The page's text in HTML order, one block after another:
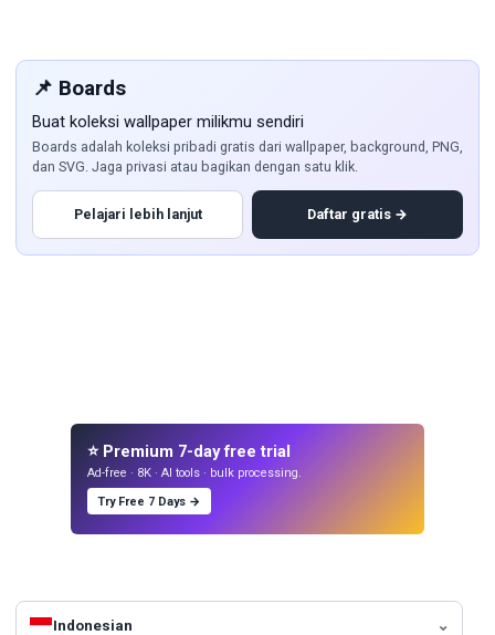
📌 Boards
Buat koleksi wallpaper milikmu sendiri
Boards adalah koleksi pribadi gratis dari wallpaper, background, PNG,
dan SVG. Jaga privasi atau bagikan dengan satu klik.
Pelajari lebih lanjut Daftar gratis →
⭐ Premium 7-day free trial
Ad-free · 8K · AI tools · bulk processing.
Try Free 7 Days →
Indonesian